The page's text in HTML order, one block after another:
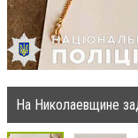
На Николаевщине